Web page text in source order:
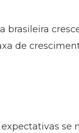
de
se